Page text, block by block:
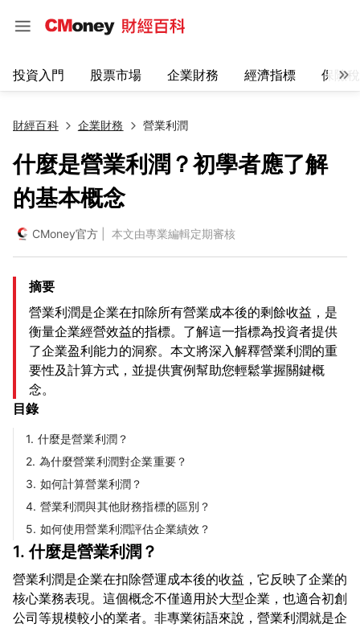
投資入門 股票市場 企業財務 經濟指標 保險
財經百科 企業財務 營業利潤
什麼是營業利潤？初學者應了解
的基本概念
CMoney官方 | 本文由專業編輯定期審核
摘要
營業利潤是企業在扣除所有營業成本後的剩餘收益，是
衡量企業經營效益的指標。了解這一指標為投資者提供
了企業盈利能力的洞察。本文將深入解釋營業利潤的重
要性及計算方式，並提供實例幫助您輕鬆掌握關鍵概
念。
目錄
1. 什麼是營業利潤？
2. 為什麼營業利潤對企業重要？
3. 如何計算營業利潤？
4. 營業利潤與其他財務指標的區別？
5. 如何使用營業利潤評估企業績效？
1. 什麼是營業利潤？
營業利潤是企業在扣除營運成本後的收益，它反映了企業的
核心業務表現。這個概念不僅適用於大型企業，也適合初創
公司等規模較小的業者。非專業術語來說，營業利潤就是企